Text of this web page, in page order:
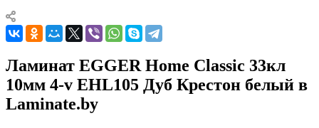
Ламинат EGGER Home Classic 33кл
10мм 4-v EHL105 Дуб Крестон белый в
Laminate.by